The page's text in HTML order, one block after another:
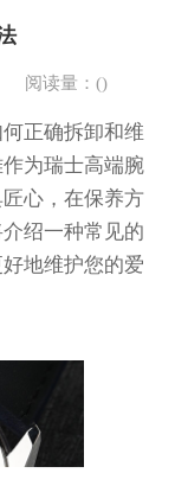
阅读量：()
正确拆卸和维
为瑞士高端腕
心，在保养方
绍一种常见的
地维护您的爱